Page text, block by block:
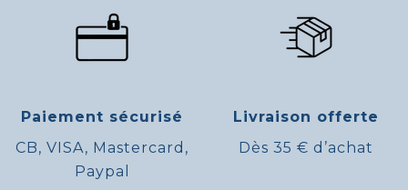
Paiement sécurisé
CB, VISA, Mastercard,
Paypal
Livraison offerte
Dès 35 € d’achat